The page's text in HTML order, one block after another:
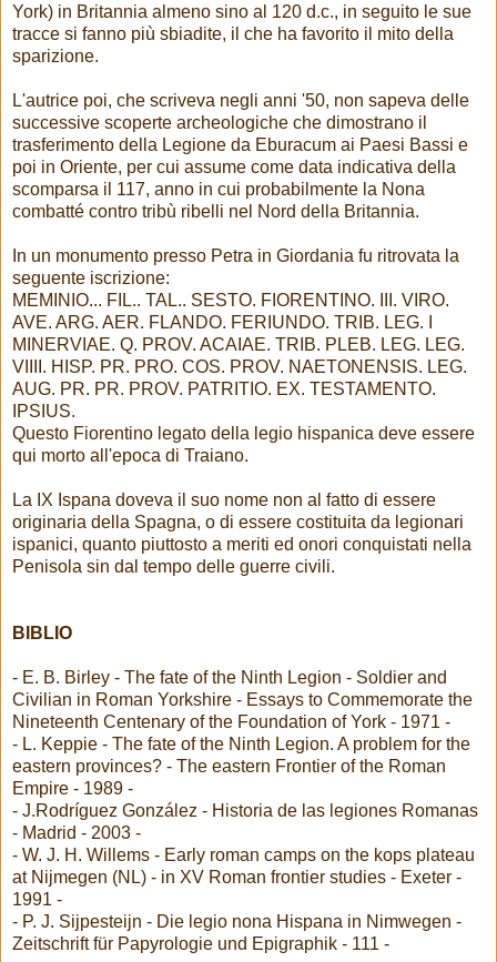
York) in Britannia almeno sino al 120 d.c., in seguito le sue
tracce si fanno più sbiadite, il che ha favorito il mito della
sparizione.
L'autrice poi, che scriveva negli anni '50, non sapeva delle
successive scoperte archeologiche che dimostrano il
trasferimento della Legione da Eburacum ai Paesi Bassi e
poi in Oriente, per cui assume come data indicativa della
scomparsa il 117, anno in cui probabilmente la Nona
combatté contro tribù ribelli nel Nord della Britannia.
In un monumento presso Petra in Giordania fu ritrovata la
seguente iscrizione:
MEMINIO... FIL.. TAL.. SESTO. FIORENTINO. III. VIRO.
AVE. ARG. AER. FLANDO. FERIUNDO. TRIB. LEG. I
MINERVIAE. Q. PROV. ACAIAE. TRIB. PLEB. LEG. LEG.
VIIII. HISP. PR. PRO. COS. PROV. NAETONENSIS. LEG.
AUG. PR. PR. PROV. PATRITIO. EX. TESTAMENTO.
IPSIUS.
Questo Fiorentino legato della legio hispanica deve essere
qui morto all'epoca di Traiano.
La IX Ispana doveva il suo nome non al fatto di essere
originaria della Spagna, o di essere costituita da legionari
ispanici, quanto piuttosto a meriti ed onori conquistati nella
Penisola sin dal tempo delle guerre civili.
BIBLIO
- E. B. Birley - The fate of the Ninth Legion - Soldier and
Civilian in Roman Yorkshire - Essays to Commemorate the
Nineteenth Centenary of the Foundation of York - 1971 -
- L. Keppie - The fate of the Ninth Legion. A problem for the
eastern provinces? - The eastern Frontier of the Roman
Empire - 1989 -
- J.Rodríguez González - Historia de las legiones Romanas
- Madrid - 2003 -
- W. J. H. Willems - Early roman camps on the kops plateau
at Nijmegen (NL) - in XV Roman frontier studies - Exeter -
1991 -
- P. J. Sijpesteijn - Die legio nona Hispana in Nimwegen -
Zeitschrift für Papyrologie und Epigraphik - 111 -